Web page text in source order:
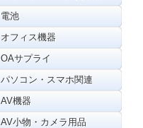
電池
オフィス機器
OAサプライ
パソコン・スマホ関連
AV機器
AV小物・カメラ用品